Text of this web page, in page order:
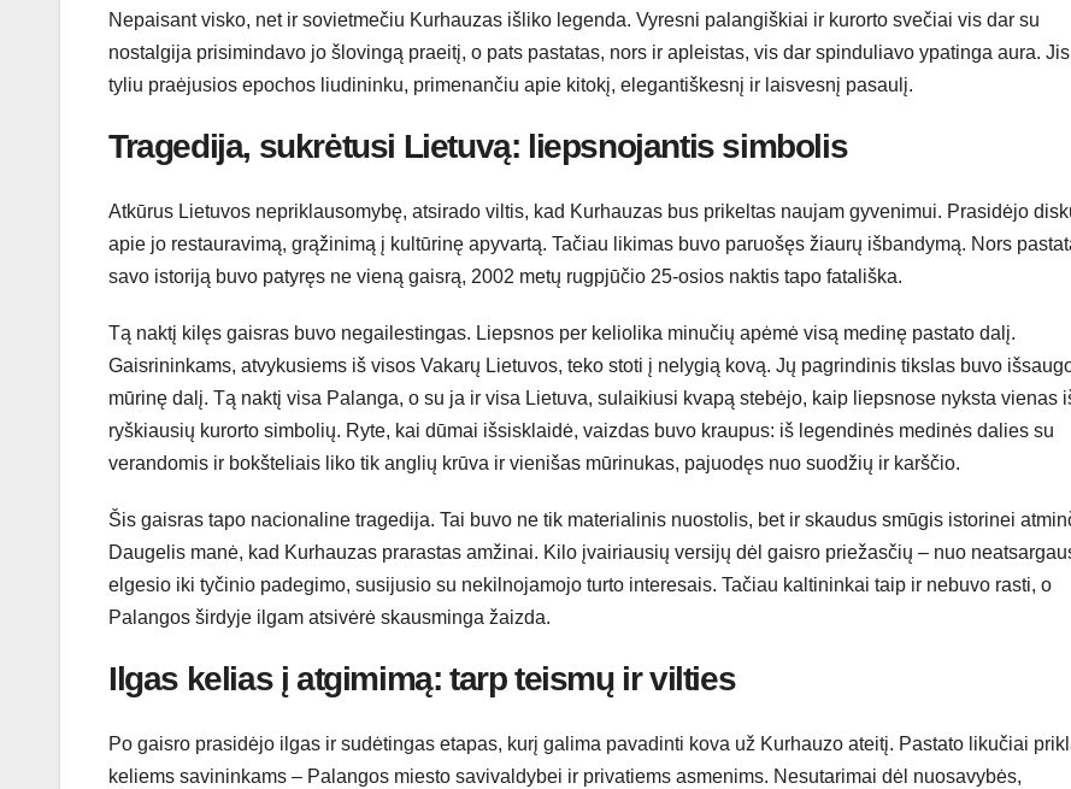
Nepaisant visko, net ir sovietmečiu Kurhauzas išliko legenda. Vyresni palangiškiai ir kurorto svečiai vis dar su
nostalgija prisimindavo jo šlovingą praeitį, o pats pastatas, nors ir apleistas, vis dar spinduliavo ypatinga aura.
tyliu praėjusios epochos liudininku, primenančiu apie kitokį, elegantiškesnį ir laisvesnį pasaulį.
Tragedija, sukrėtusi Lietuvą: liepsnojantis simbolis
Atkūrus Lietuvos nepriklausomybę, atsirado viltis, kad Kurhauzas bus prikeltas naujam gyvenimui. Prasidėjo
apie jo restauravimą, grąžinimą į kultūrinę apyvartą. Tačiau likimas buvo paruošęs žiaurų išbandymą. Nors
savo istoriją buvo patyręs ne vieną gaisrą, 2002 metų rugpjūčio 25-osios naktis tapo fatališka.
Tą naktį kilęs gaisras buvo negailestingas. Liepsnos per keliolika minučių apėmė visą medinę pastato dalį.
Gaisrininkams, atvykusiems iš visos Vakarų Lietuvos, teko stoti į nelygią kovą. Jų pagrindinis tikslas buvo
mūrinę dalį. Tą naktį visa Palanga, o su ja ir visa Lietuva, sulaikiusi kvapą stebėjo, kaip liepsnose nyksta vienas
ryškiausių kurorto simbolių. Ryte, kai dūmai išsisklaidė, vaizdas buvo kraupus: iš legendinės medinės dalies su
verandomis ir bokšteliais liko tik anglių krūva ir vienišas mūrinukas, pajuodęs nuo suodžių ir karščio.
Šis gaisras tapo nacionaline tragedija. Tai buvo ne tik materialinis nuostolis, bet ir skaudus smūgis istorinei
Daugelis manė, kad Kurhauzas prarastas amžinai. Kilo įvairiausių versijų dėl gaisro priežasčių – nuo
elgesio iki tyčinio padegimo, susijusio su nekilnojamojo turto interesais. Tačiau kaltininkai taip ir nebuvo rasti, o
Palangos širdyje ilgam atsivėrė skausminga žaizda.
Ilgas kelias į atgimimą: tarp teismų ir vilties
Po gaisro prasidėjo ilgas ir sudėtingas etapas, kurį galima pavadinti kova už Kurhauzo ateitį. Pastato likučiai
keliems savininkams – Palangos miesto savivaldybei ir privatiems asmenims. Nesutarimai dėl nuosavybės,